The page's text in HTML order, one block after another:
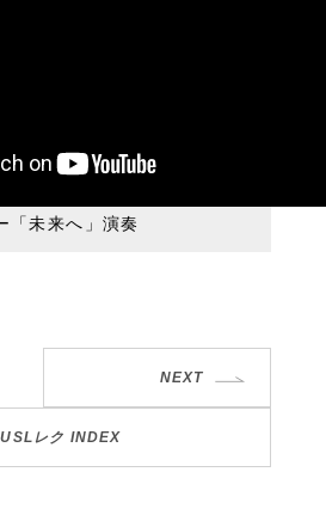
「未来へ」演奏
レク INDEX
NEXT